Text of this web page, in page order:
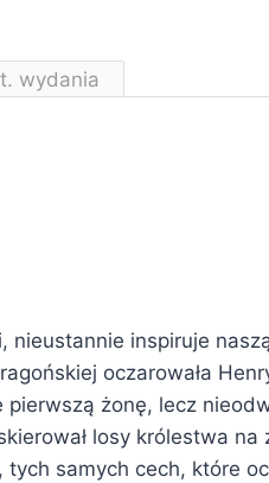
wydania
nieustannie inspiruje
oczarowała
żonę, lecz
losy królestwa na
samych cech, które